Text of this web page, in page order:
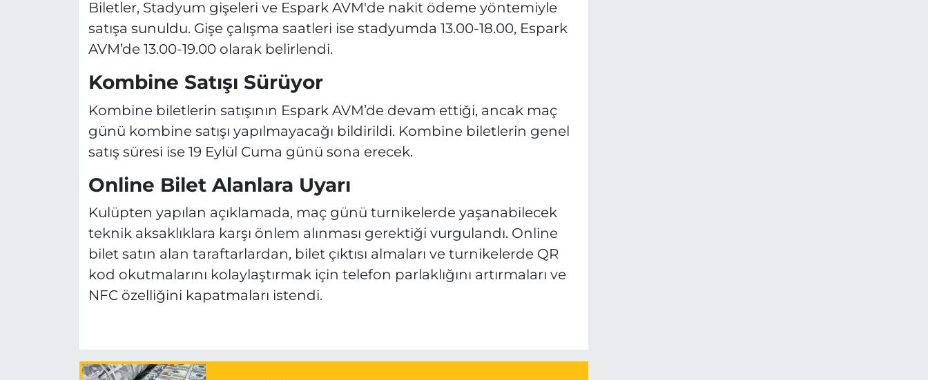
Biletler, Stadyum gişeleri ve Espark AVM'de nakit ödeme yöntemiyle
satışa sunuldu. Gişe çalışma saatleri ise stadyumda 13.00-18.00, Espark
AVM’de 13.00-19.00 olarak belirlendi.
Kombine Satışı Sürüyor
Kombine biletlerin satışının Espark AVM’de devam ettiği, ancak maç
günü kombine satışı yapılmayacağı bildirildi. Kombine biletlerin genel
satış süresi ise 19 Eylül Cuma günü sona erecek.
Online Bilet Alanlara Uyarı
Kulüpten yapılan açıklamada, maç günü turnikelerde yaşanabilecek
teknik aksaklıklara karşı önlem alınması gerektiği vurgulandı. Online
bilet satın alan taraftarlardan, bilet çıktısı almaları ve turnikelerde QR
kod okutmalarını kolaylaştırmak için telefon parlaklığını artırmaları ve
NFC özelliğini kapatmaları istendi.